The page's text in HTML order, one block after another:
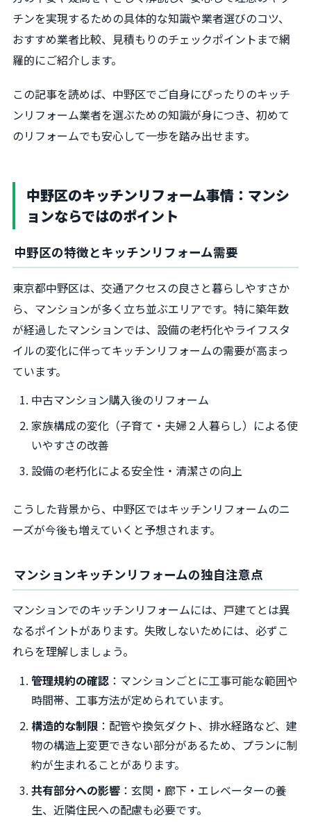
チンを実現するための具体的な知識や業者選びのコツ、
おすすめ業者比較、見積もりのチェックポイントまで網
羅的にご紹介します。
この記事を読めば、中野区でご自身にぴったりのキッチ
ンリフォーム業者を選ぶための知識が身につき、初めて
のリフォームでも安心して一歩を踏み出せます。
中野区のキッチンリフォーム事情：マンシ
ョンならではのポイント
中野区の特徴とキッチンリフォーム需要
東京都中野区は、交通アクセスの良さと暮らしやすさか
ら、マンションが多く立ち並ぶエリアです。特に築年数
が経過したマンションでは、設備の老朽化やライフスタ
イルの変化に伴ってキッチンリフォームの需要が高まっ
ています。
中古マンション購入後のリフォーム
家族構成の変化（子育て・夫婦２人暮らし）による使
いやすさの改善
設備の老朽化による安全性・清潔さの向上
こうした背景から、中野区ではキッチンリフォームのニ
ーズが今後も増えていくと予想されます。
マンションキッチンリフォームの独自注意点
マンションでのキッチンリフォームには、戸建てとは異
なるポイントがあります。失敗しないためには、必ずこ
れらを理解しましょう。
管理規約の確認 ：マンションごとに工事可能な範囲や
時間帯、工事方法が定められています。
構造的な制限 ：配管や換気ダクト、排水経路など、建
物の構造上変更できない部分があるため、プランに制
約が生まれることがあります。
共有部分への影響 ：玄関・廊下・エレベーターの養
生、近隣住民への配慮も必要です。